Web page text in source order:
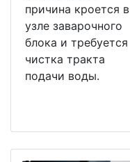
причина кроется в
узле заварочного
блока и требуется
чистка тракта
подачи воды.